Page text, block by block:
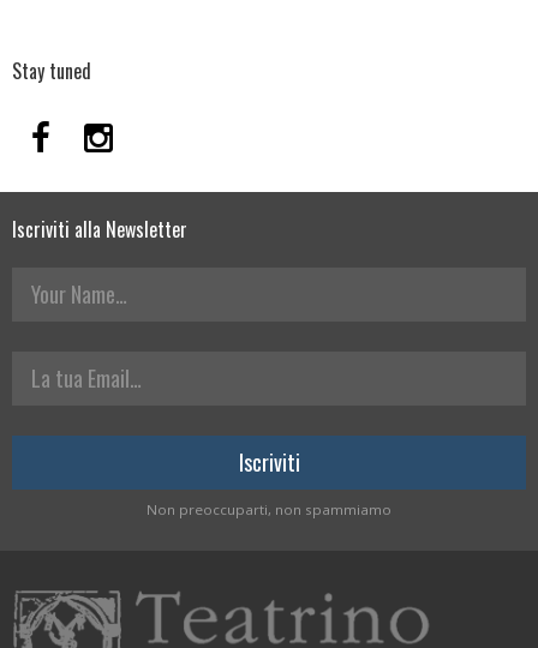
Stay tuned
Iscriviti alla Newsletter
Your Name
La tua Email
Non preoccuparti, non spammiamo